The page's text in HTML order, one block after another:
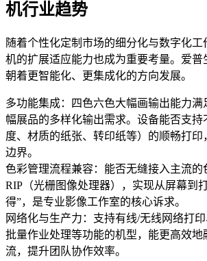
机行业趋势
随着个性化定制市场的细分化与数字化工
机的扩展适应能力也成为重要考量。爱普
朝着更智能化、更集成化的方向发展。
多功能集成：四色六色大幅画输出能力满
幅展品的多样化输出需求。设备能否支
度、材质的纸张、转印纸等）的顺畅打印
边界。
色彩管理流程兼容：能否无缝接入主流的
RIP（光栅图像处理器），实现从屏幕到
得”，是专业影像工作室的核心诉求。
网络化与生产力：支持有线/无线网络打印
批量作业处理等功能的机型，能更高效地
流，提升团队协作效率。